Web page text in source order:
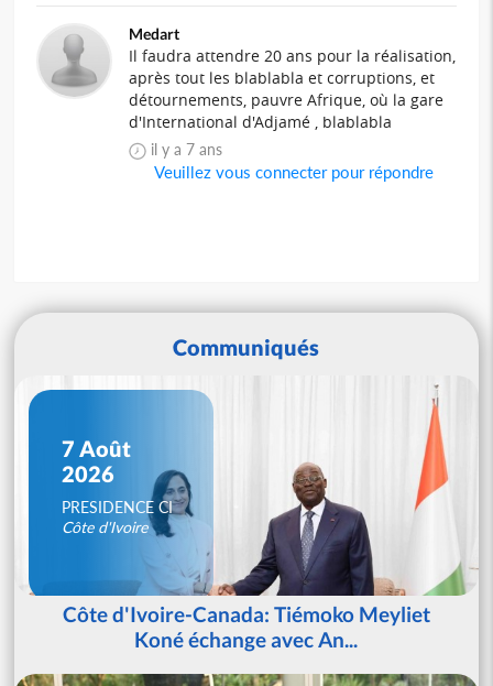
Medart
Il faudra attendre 20 ans pour la réalisation,
après tout les blablabla et corruptions, et
détournements, pauvre Afrique, où la gare
d'International d'Adjamé , blablabla
il y a 7 ans
Veuillez vous connecter pour répondre
Communiqués
7 Août
2026
PRESIDENCE CI
Côte d'Ivoire
Côte d'Ivoire-Canada: Tiémoko Meyliet
Koné échange avec An...